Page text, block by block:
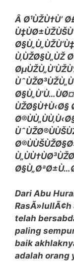
Â Ø¹ÙŽÙ†Ù’
Ù‚ÙŽØ§Ù„ÙŽ
ÙŽØ§Ù†Ù‹Ø§
Dari Abu
RasÃ»lullÃ¢h
telah
paling
baik
adalah orang